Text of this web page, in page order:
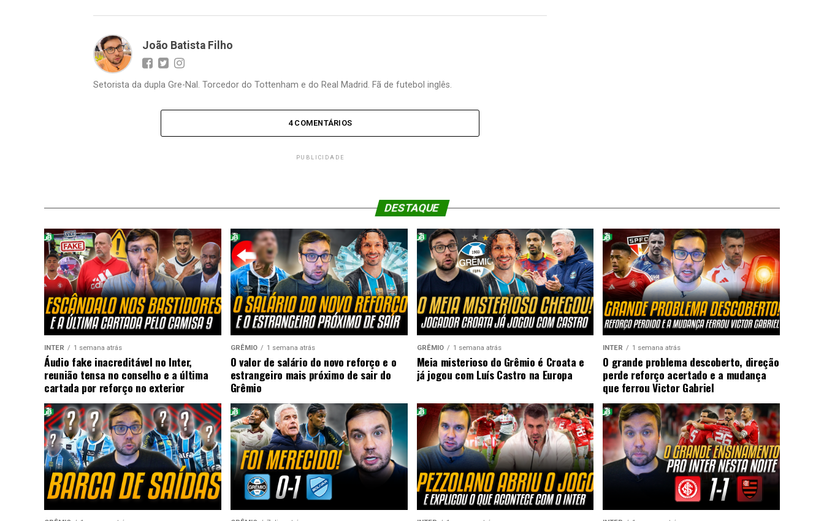
João Batista Filho
Setorista da dupla Gre-Nal. Torcedor do Tottenham e do Real Madrid. Fã de futebol inglês.
4 COMENTÁRIOS
PUBLICIDADE
DESTAQUE
INTER 1 semana atrás
Áudio fake inacreditável no Inter,
reunião tensa no conselho e a última
cartada por reforço no exterior
GRÊMIO 1 semana atrás
O valor de salário do novo reforço e o
estrangeiro mais próximo de sair do
Grêmio
GRÊMIO 1 semana atrás
Meia misterioso do Grêmio é Croata e
já jogou com Luís Castro na Europa
INTER 1 semana atrás
O grande problema descoberto, direção
perde reforço acertado e a mudança
que ferrou Victor Gabriel